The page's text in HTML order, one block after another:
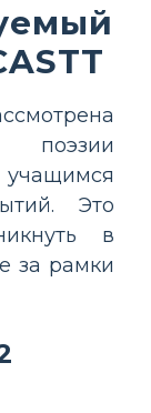
поэзии
учащимся
Это
в
за рамки